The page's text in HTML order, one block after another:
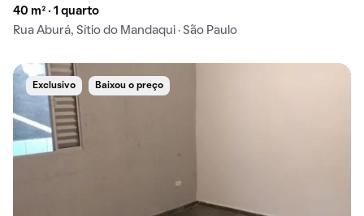
40 m² · 1 quarto
Rua Aburá, Sítio do Mandaqui · São Paulo
Exclusivo Baixou o preço